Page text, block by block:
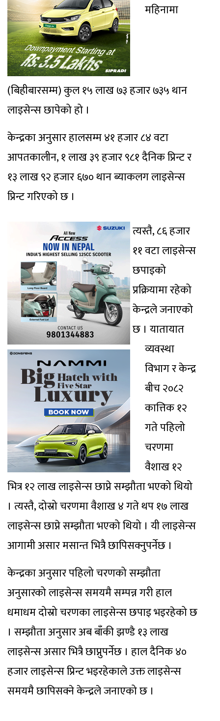
महिनामा
(बिहीबारसम्म) कुल १५ लाख ७३ हजार ७३५ थान
लाइसेन्स छापेको हो ।
केन्द्रका अनुसार हालसम्म ४१ हजार ८४ वटा
आपतकालीन, १ लाख ३९ हजार ९८१ दैनिक प्रिन्ट र
१३ लाख ९२ हजार ६७० थान ब्याकलग लाइसेन्स
प्रिन्ट गरिएको छ ।
त्यस्तै, ८६ हजार
११ वटा लाइसेन्स
छपाइको
प्रक्रियामा रहेको
केन्द्रले जनाएको
छ । यातायात
व्यवस्था
विभाग र केन्द्र
बीच २०८२
कात्तिक १२
गते पहिलो
चरणमा
वैशाख १२
भित्र १२ लाख लाइसेन्स छाप्ने सम्झौता भएको थियो
। त्यस्तै, दोस्रो चरणमा वैशाख ४ गते थप १७ लाख
लाइसेन्स छाप्ने सम्झौता भएको थियो । यी लाइसेन्स
आगामी असार मसान्त भित्रै छापिसक्नुपर्नेछ ।
केन्द्रका अनुसार पहिलो चरणको सम्झौता
अनुसारको लाइसेन्स समयमै सम्पन्न गरी हाल
धमाधम दोस्रो चरणका लाइसेन्स छपाइ भइरहेको छ
। सम्झौता अनुसार अब बाँकी झण्डै १३ लाख
लाइसेन्स असार भित्रै छाप्नुपर्नेछ । हाल दैनिक ४०
हजार लाइसेन्स प्रिन्ट भइरहेकाले उक्त लाइसेन्स
समयमै छापिसक्ने केन्द्रले जनाएको छ ।